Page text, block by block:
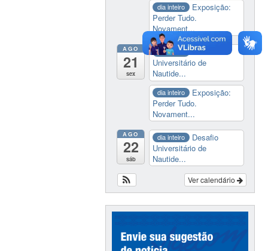
dia inteiro
Exposição:
Perder Tudo.
Novament...
AGO
21
sex
dia inteiro
Desafio
Universitário de
Nautide...
dia inteiro
Exposição:
Perder Tudo.
Novament...
AGO
22
sáb
dia inteiro
Desafio
Universitário de
Nautide...
Ver calendário